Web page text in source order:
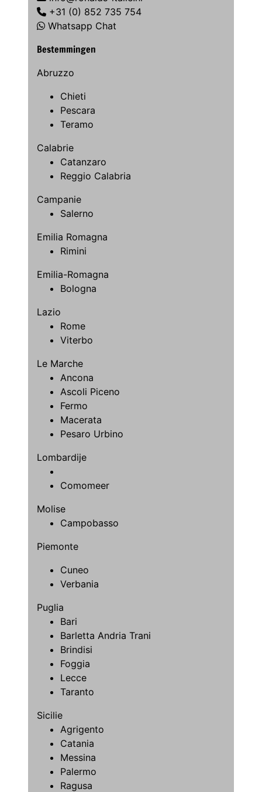
+31 (0) 852 735 754
Whatsapp Chat
Bestemmingen
Abruzzo
Chieti
Pescara
Teramo
Calabrie
Catanzaro
Reggio Calabria
Campanie
Salerno
Emilia Romagna
Rimini
Emilia-Romagna
Bologna
Lazio
Rome
Viterbo
Le Marche
Ancona
Ascoli Piceno
Fermo
Macerata
Pesaro Urbino
Lombardije
Comomeer
Molise
Campobasso
Piemonte
Cuneo
Verbania
Puglia
Bari
Barletta Andria Trani
Brindisi
Foggia
Lecce
Taranto
Sicilie
Agrigento
Catania
Messina
Palermo
Ragusa